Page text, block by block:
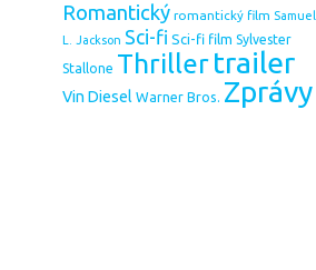
Romantický romantický film Samuel
L. Jackson Sci-fi Sci-fi film Sylvester
Stallone Thrillertrailer
Vin Diesel Warner Bros. Zprávy